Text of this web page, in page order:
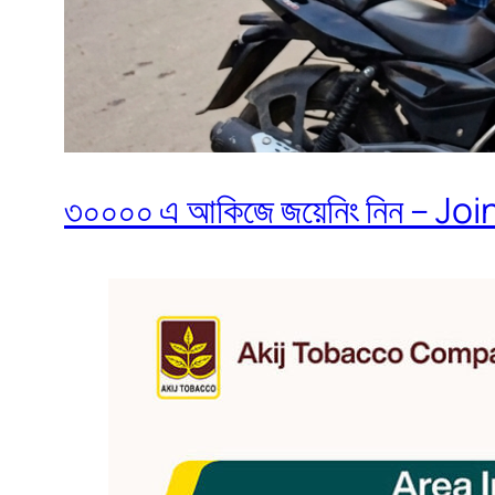
৩০০০০ এ আকিজে জয়েনিং নিন –